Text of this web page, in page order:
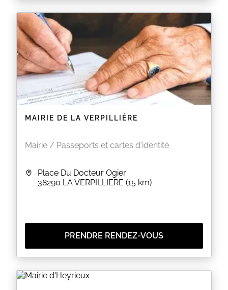
MAIRIE DE LA VERPILLIÈRE
Mairie / Passeports et cartes d'identité
Place Du Docteur Ogier
38290 LA VERPILLIERE (15 km)
PRENDRE RENDEZ-VOUS